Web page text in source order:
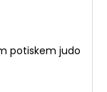
potiskem judo